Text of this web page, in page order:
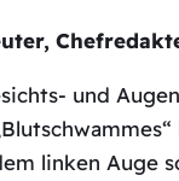
und
linken Auge